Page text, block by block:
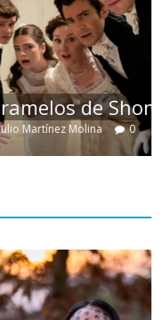
Shondaland
0